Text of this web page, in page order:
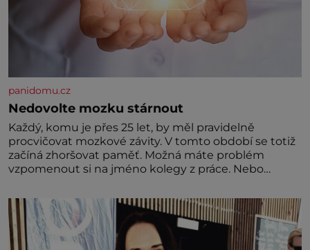
panidomu.cz
Nedovolte mozku stárnout
Každý, komu je přes 25 let, by měl pravidelně
procvičovat mozkové závity. V tomto období se totiž
začíná zhoršovat paměť. Možná máte problém
vzpomenout si na jméno kolegy z práce. Nebo
nedávno přečetli. Je to opravdu tak, s věkem jako
kdyby se paměť rozhodla stávkovat. Cvičte